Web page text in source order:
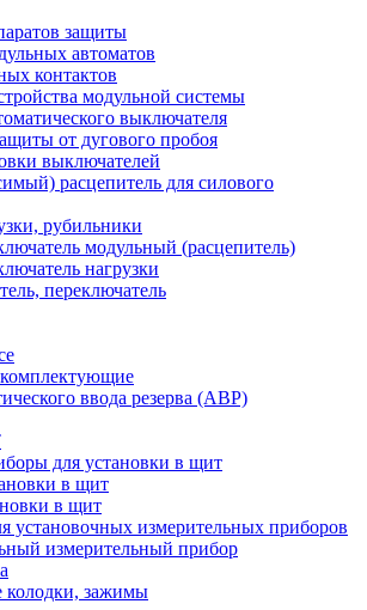
защиты
автоматов
контактов
модульной системы
выключателя
от дугового пробоя
выключателей
расцепитель для силового
рубильники
модульный (расцепитель)
нагрузки
переключатель
ввода резерва (АВР)
для установки в щит
в щит
в щит
установочных измерительных приборов
измерительный прибор
зажимы